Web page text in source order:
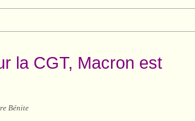
la CGT, Macron est
Bénite